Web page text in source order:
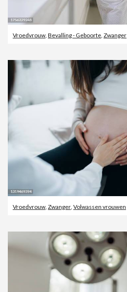
Vroedvrouw Bevalling - Geboorte Zwanger
Vroedvrouw, Zwanger, Volwassen vrouwen